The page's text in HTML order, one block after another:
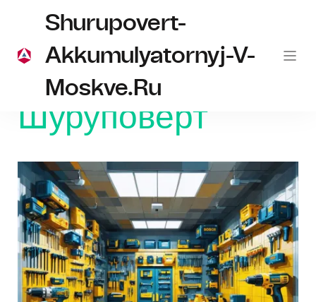
Shurupovert-
Akkumulyatornyj-V-
Moskve.ru
Главная Шуруповерт
Шуруповерт